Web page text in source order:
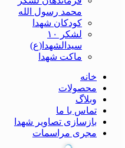
محمد رسول الله
کودکان شهدا
لشکر ۱۰
سیدالشهدا(ع)
ماکت شهدا
خانه
محصولات
وبلاگ
تماس با ما
بازسازی تصاویر شهدا
مجری مراسمات